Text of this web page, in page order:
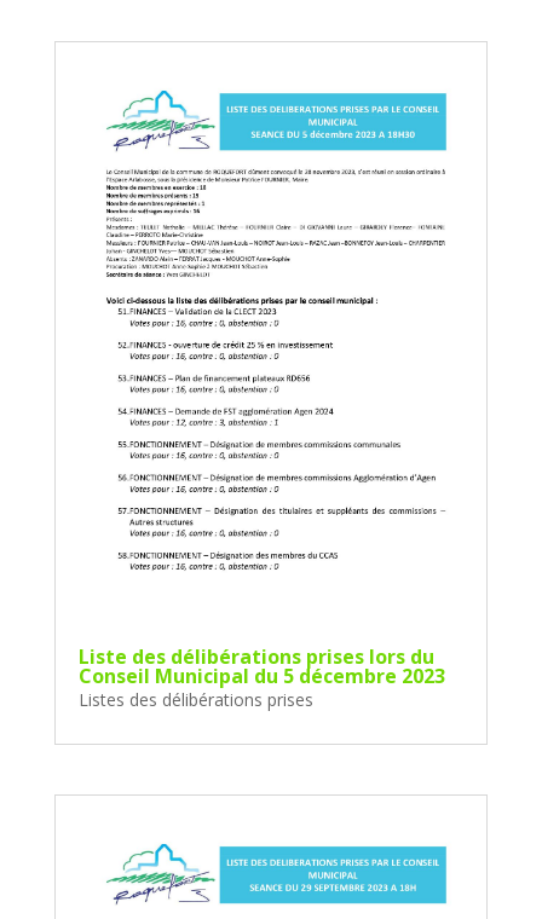
Liste des délibérations prises lors du
Conseil Municipal du 5 décembre 2023
Listes des délibérations prises